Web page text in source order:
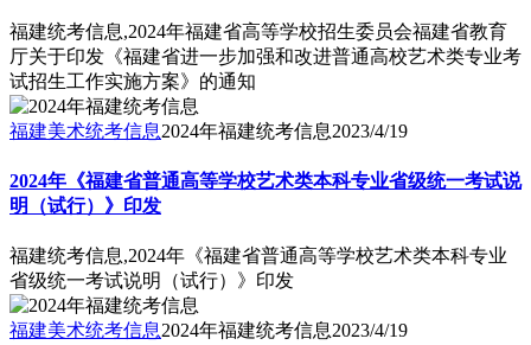
福建统考信息,2024年福建省高等学校招生委员会福建省教育
厅关于印发《福建省进一步加强和改进普通高校艺术类专业考
试招生工作实施方案》的通知
福建美术统考信息2024年福建统考信息2023/4/19
2024年《福建省普通高等学校艺术类本科专业省级统一考试说
明（试行）》印发
福建统考信息,2024年《福建省普通高等学校艺术类本科专业
省级统一考试说明（试行）》印发
福建美术统考信息2024年福建统考信息2023/4/19